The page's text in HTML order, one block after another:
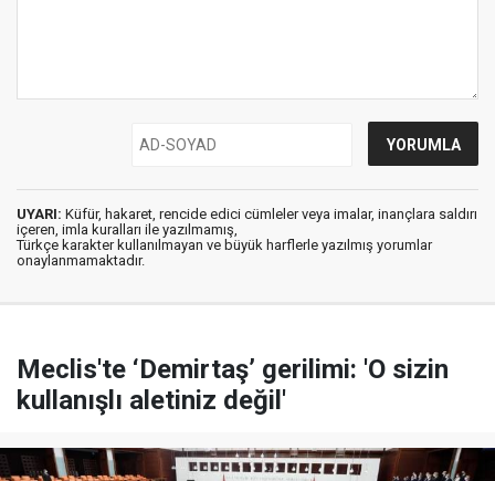
UYARI: Küfür, hakaret, rencide edici cümleler veya imalar, inançlara saldırı
içeren, imla kuralları ile yazılmamış,
Türkçe karakter kullanılmayan ve büyük harflerle yazılmış yorumlar
onaylanmamaktadır.
Meclis'te ‘Demirtaş’ gerilimi: 'O sizin
kullanışlı aletiniz değil'